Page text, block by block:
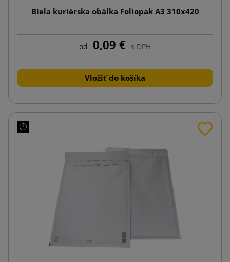
Biela kuriérska obálka Foliopak A3 310x420
od 0,09 € s DPH
Vložiť do košíka